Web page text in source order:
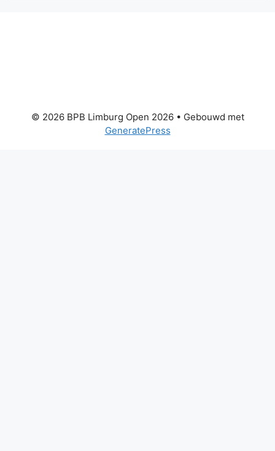
© 2026 BPB Limburg Open 2026• Gebouwd met
GeneratePress